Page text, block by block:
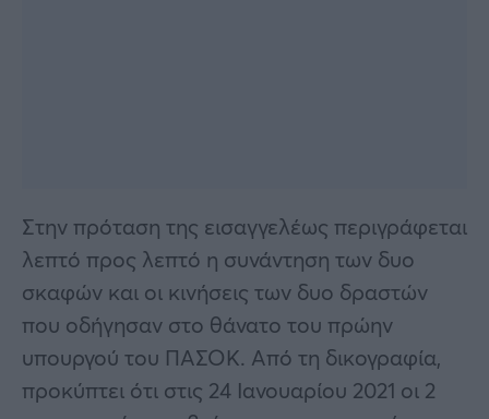
Στην πρόταση της εισαγγελέως περιγράφεται
λεπτό προς λεπτό η συνάντηση των δυο
σκαφών και οι κινήσεις των δυο δραστών
που οδήγησαν στο θάνατο του πρώην
υπουργού του ΠΑΣΟΚ. Από τη δικογραφία,
προκύπτει ότι στις 24 Ιανουαρίου 2021 οι 2